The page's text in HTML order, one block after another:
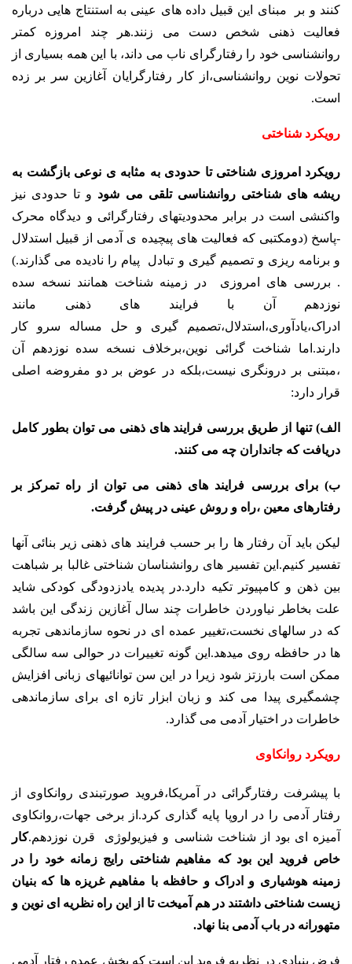
کنند و بر مبنای این قبیل داده های عینی به استنتاج هایی درباره
فعالیت ذهنی شخص دست می زنند.هر چند امروزه کمتر
روانشناسی خود را رفتارگرای ناب می داند، با این همه بسیاری از
تحولات نوین روانشناسی،از کار رفتارگرایان آغازین سر بر زده
است.
رویکرد شناختی
رویکرد امروزی شناختی تا حدودی به مثابه ی نوعی بازگشت به
ریشه های شناختی روانشناسی تلقی می شود و تا حدودی نیز
واکنشی است در برابر محدودیتهای رفتارگرائی و دیدگاه محرک
-پاسخ (دومکتبی که فعالیت های پیچیده ی آدمی از قبیل استدلال
و برنامه ریزی و تصمیم گیری و تبادل پیام را نادیده می گذارند.)
. بررسی های امروزی در زمینه شناخت همانند نسخه سده
نوزدهم آن با فرایند های ذهنی مانند
ادراک،یادآوری،استدلال،تصمیم گیری و حل مساله سرو کار
دارند.اما شناخت گرائی نوین،برخلاف نسخه سده نوزدهم آن
،مبتنی بر درونگری نیست،بلکه در عوض بر دو مفروضه اصلی
قرار دارد:
الف) تنها از طریق بررسی فرایند های ذهنی می توان بطور کامل
دریافت که جانداران چه می کنند.
ب) برای بررسی فرایند های ذهنی می توان از راه تمرکز بر
رفتارهای معین ،راه و روش عینی در پیش گرفت.
لیکن باید آن رفتار ها را بر حسب فرایند های ذهنی زیر بنائی آنها
تفسیر کنیم.این تفسیر های روانشناسان شناختی غالبا بر شباهت
بین ذهن و کامپیوتر تکیه دارد.در پدیده یادزدودگی کودکی شاید
علت بخاطر نیاوردن خاطرات چند سال آغازین زندگی این باشد
که در سالهای نخست،تغییر عمده ای در نحوه سازماندهی تجربه
ها در حافظه روی میدهد.این گونه تغییرات در حوالی سه سالگی
ممکن است بارزتز شود زیرا در این سن توانائیهای زبانی افزایش
چشمگیری پیدا می کند و زبان ابزار تازه ای برای سازماندهی
خاطرات در اختیار آدمی می گذارد.
رویکرد روانکاوی
با پیشرفت رفتارگرائی در آمریکا،فروید صورتبندی روانکاوی از
رفتار آدمی را در اروپا پایه گذاری کرد.از برخی جهات،روانکاوی
آمیزه ای بود از شناخت شناسی و فیزیولوژی قرن نوزدهم.کار
خاص فروید این بود که مفاهیم شناختی رایج زمانه خود را در
زمینه هوشیاری و ادراک و حافظه با مفاهیم غریزه ها که بنیان
زیست شناختی داشتند در هم آمیخت تا از این راه نظریه ای نوین و
متهورانه در باب آدمی بنا نهاد.
فرض بنیادی در نظریه فروید این است که بخش عمده رفتار آدمی